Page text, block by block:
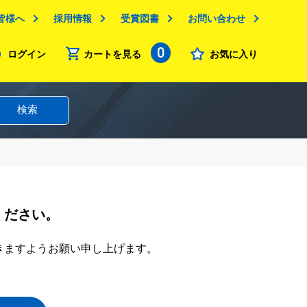
様へ 採用情報 受賞図書 お問い合わせ
ログイン カートを見る 0 お気に入り
検索
さい。
すようお願い申し上げます。